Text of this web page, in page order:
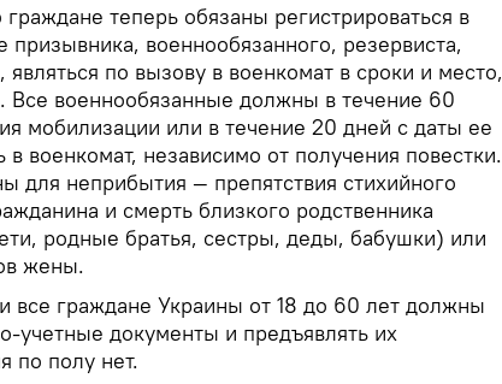
граждане теперь обязаны регистрироваться в
призывника, военнообязанного, резервиста,
по вызову в военкомат в сроки и место,
Все военнообязанные должны в течение 60
мобилизации или в течение 20 дней с даты ее
военкомат, независимо от получения повестки.
для неприбытия — препятствия стихийного
и смерть близкого родственника
родные братья, сестры, деды, бабушки) или
жены.
все граждане Украины от 18 до 60 лет должны
учетные документы и предъявлять их
по полу нет.